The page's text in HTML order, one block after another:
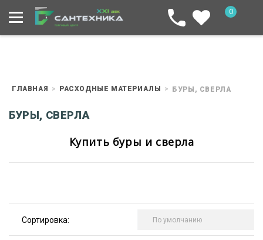
0
ГЛАВНАЯ РАСХОДНЫЕ МАТЕРИАЛЫ БУРЫ, СВЕРЛА
БУРЫ, СВЕРЛА
Купить буры и сверла
Сортировка: